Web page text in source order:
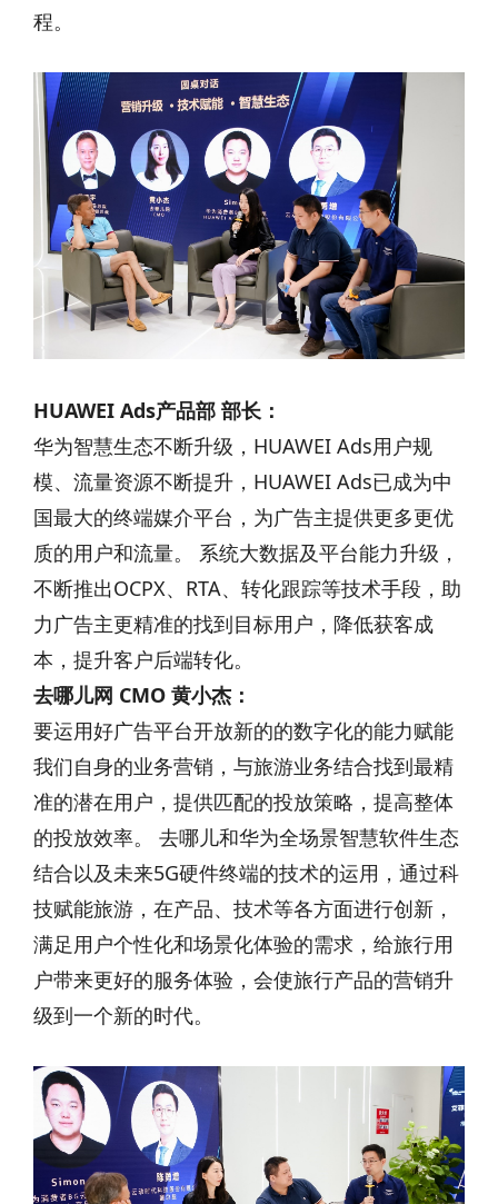
程。
HUAWEI Ads产品部 部长：
华为智慧生态不断升级，HUAWEI Ads用户规
模、流量资源不断提升，HUAWEI Ads已成为中
国最大的终端媒介平台，为广告主提供更多更优
质的用户和流量。 系统大数据及平台能力升级，
不断推出OCPX、RTA、转化跟踪等技术手段，助
力广告主更精准的找到目标用户，降低获客成
本，提升客户后端转化。
去哪儿网 CMO 黄小杰：
要运用好广告平台开放新的的数字化的能力赋能
我们自身的业务营销，与旅游业务结合找到最精
准的潜在用户，提供匹配的投放策略，提高整体
的投放效率。 去哪儿和华为全场景智慧软件生态
结合以及未来5G硬件终端的技术的运用，通过科
技赋能旅游，在产品、技术等各方面进行创新，
满足用户个性化和场景化体验的需求，给旅行用
户带来更好的服务体验，会使旅行产品的营销升
级到一个新的时代。